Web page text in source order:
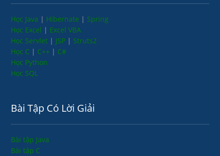
Học Java | Hibernate | Spring
Học Excel | Excel VBA
Học Servlet | JSP | Struts2
Học C | C++ | C#
Học Python
Học SQL
Bài Tập Có Lời Giải
Bài tập Java
Bài tập C